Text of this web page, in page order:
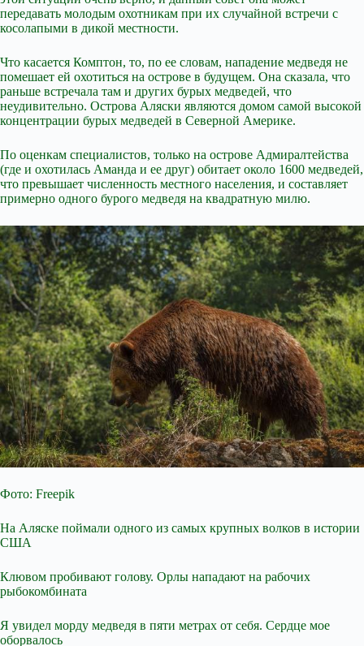
передавать молодым охотникам при их случайной встречи с
косолапыми в дикой местности.
Что касается Комптон, то, по ее словам, нападение медведя не
помешает ей охотиться на острове в будущем. Она сказала, что
раньше встречала там и других бурых медведей, что
неудивительно. Острова Аляски являются домом самой высокой
концентрации бурых медведей в Северной Америке.
По оценкам специалистов, только на острове Адмиралтейства
(где и охотилась Аманда и ее друг) обитает около 1600 медведей,
что превышает численность местного населения, и составляет
примерно одного бурого медведя на квадратную милю.
Фото: Freepik
На Аляске поймали одного из самых крупных волков в истории
США
Клювом пробивают голову. Орлы нападают на рабочих
рыбокомбината
Я увидел морду медведя в пяти метрах от себя. Сердце мое
оборвалось